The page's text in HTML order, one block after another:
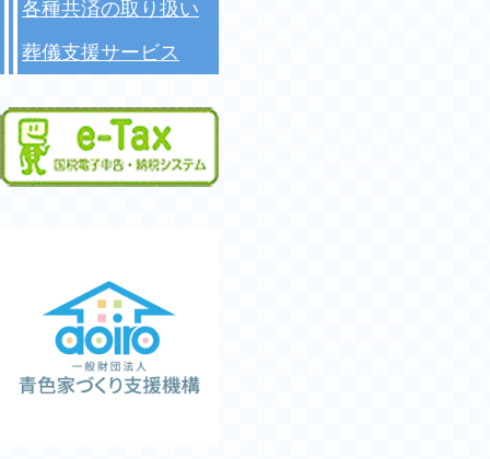
各種共済の取り扱い
葬儀支援サービス